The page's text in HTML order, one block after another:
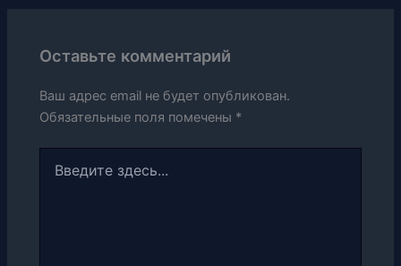
Оставьте комментарий
Ваш адрес email не будет опубликован.
Обязательные поля помечены *
здесь...